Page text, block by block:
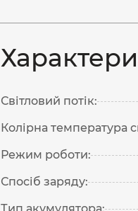
Світловий потік:
Колірна температура
Режим роботи:
Спосіб заряду: